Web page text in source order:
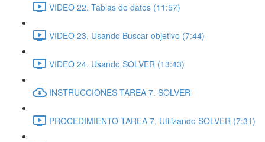
VIDEO 22. Tablas de datos (11:57)
VIDEO 23. Usando Buscar objetivo (7:44)
VIDEO 24. Usando SOLVER (13:43)
INSTRUCCIONES TAREA 7. SOLVER
PROCEDIMIENTO TAREA 7. Utilizando SOLVER (7:31)